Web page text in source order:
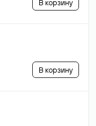
В корзину
В корзину